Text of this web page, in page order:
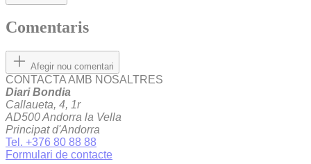
Comentaris
Afegir nou comentari
CONTACTA AMB NOSALTRES
Diari Bondia
Callaueta, 4, 1r
AD500 Andorra la Vella
Principat d'Andorra
Tel. +376 80 88 88
Formulari de contacte